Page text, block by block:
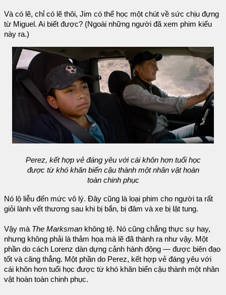
Và có lẽ, chỉ có lẽ thôi, Jim có thể học một chút về sức chịu đựng
từ Miguel. Ai biết được? (Ngoài những người đã xem phim kiểu
này ra.)
Perez, kết hợp vẻ đáng yêu với cái khôn hơn tuổi học
được từ khó khăn biến cậu thành một nhân vật hoàn
toàn chinh phục
Nó lộ liễu đến mức vô lý. Đây cũng là loại phim cho người ta rất
giỏi lành vết thương sau khi bị bắn, bị đâm và xe bị lật tung.
Vậy mà The Marksman không tệ. Nó cũng chẳng thực sự hay,
nhưng không phải là thảm họa mà lẽ đã thành ra như vậy. Một
phần do cách Lorenz dàn dựng cảnh hành động — được biên đạo
tốt và căng thẳng. Một phần do Perez, kết hợp vẻ đáng yêu với
cái khôn hơn tuổi học được từ khó khăn biến cậu thành một nhân
vật hoàn toàn chinh phục.